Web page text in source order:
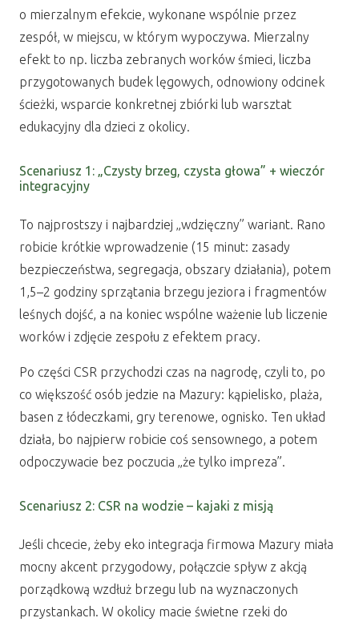
o mierzalnym efekcie, wykonane wspólnie przez
zespół, w miejscu, w którym wypoczywa. Mierzalny
efekt to np. liczba zebranych worków śmieci, liczba
przygotowanych budek lęgowych, odnowiony odcinek
ścieżki, wsparcie konkretnej zbiórki lub warsztat
edukacyjny dla dzieci z okolicy.
Scenariusz 1: „Czysty brzeg, czysta głowa” + wieczór
integracyjny
To najprostszy i najbardziej „wdzięczny” wariant. Rano
robicie krótkie wprowadzenie (15 minut: zasady
bezpieczeństwa, segregacja, obszary działania), potem
1,5–2 godziny sprzątania brzegu jeziora i fragmentów
leśnych dojść, a na koniec wspólne ważenie lub liczenie
worków i zdjęcie zespołu z efektem pracy.
Po części CSR przychodzi czas na nagrodę, czyli to, po
co większość osób jedzie na Mazury: kąpielisko, plaża,
basen z łódeczkami, gry terenowe, ognisko. Ten układ
działa, bo najpierw robicie coś sensownego, a potem
odpoczywacie bez poczucia „że tylko impreza”.
Scenariusz 2: CSR na wodzie – kajaki z misją
Jeśli chcecie, żeby eko integracja firmowa Mazury miała
mocny akcent przygodowy, połączcie spływ z akcją
porządkową wzdłuż brzegu lub na wyznaczonych
przystankach. W okolicy macie świetne rzeki do